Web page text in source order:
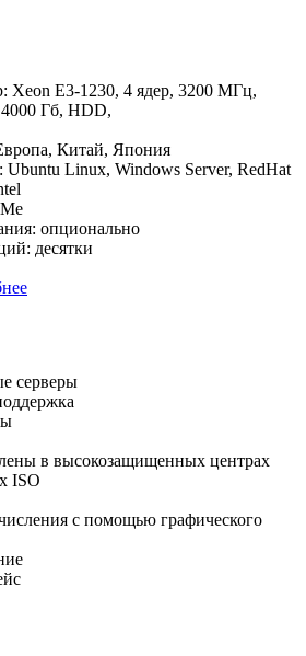
Xeon E3-1230, 4 ядер, 3200 МГц,
4000 Гб, HDD,
Китай, Япония
Ubuntu Linux, Windows Server, RedHat
опционально
десятки
серверы
в высокозащищенных центрах
ISO
с помощью графического